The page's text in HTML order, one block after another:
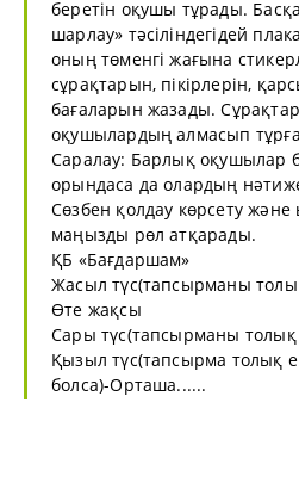
беретін оқушы тұрады.
шарлау» тәсіліндегідей
оның төменгі жағына
сұрақтарын, пікірлерін,
бағаларын жазады.
оқушылардың алмасып
Саралау: Барлық оқушылар
орындаса да олардың
Сөзбен қолдау көрсету
маңызды рөл атқарады.
ҚБ «Бағдаршам»
Жасыл түс(тапсырманы
Өте жақсы
Сары түс(тапсырманы
Қызыл түс(тапсырма толық
болса)-Орташа......